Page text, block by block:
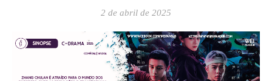
2 de abril de 2025